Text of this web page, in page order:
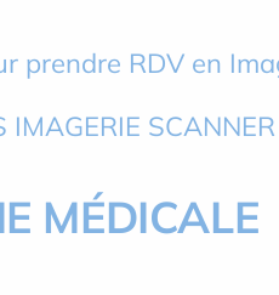
prendre RDV en
IMAGERIE
MÉDICALE